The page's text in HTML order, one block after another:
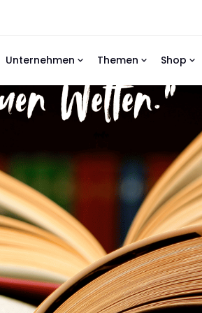
Unternehmen Themen Shop